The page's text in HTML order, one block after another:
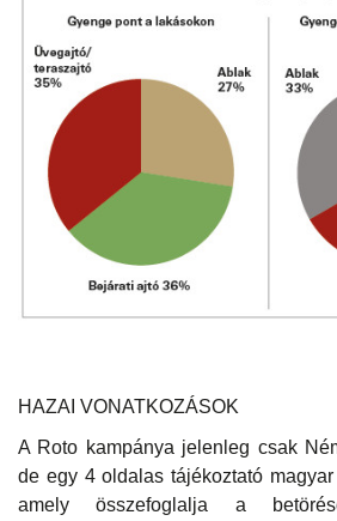
HAZAI VONATKOZÁSOK
A Roto kampánya jelenleg csak
de egy 4 oldalas tájékoztató
amely összefoglalja a